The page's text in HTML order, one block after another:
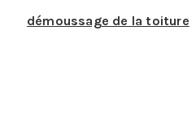
démoussage de la toiture